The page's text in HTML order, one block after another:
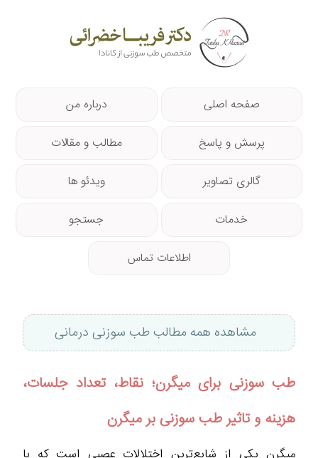
صفحه اصلی درباره من
پرسش و پاسخ مطالب و مقالات
گالری تصاویر ویدئو ها
خدمات جستجو
اطلاعات تماس
مشاهده همه مطالب طب سوزنی درمانی
طب سوزنی برای میگرن؛ نقاط، تعداد جلسات،
هزینه و تاثیر طب سوزنی بر میگرن